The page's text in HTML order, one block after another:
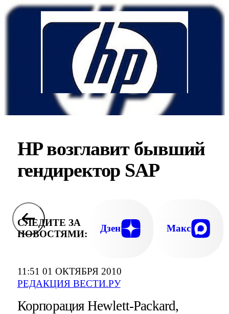
11:51 01 ОКТЯБРЯ 2010
РЕДАКЦИЯ ВЕСТИ.РУ
HP возглавит бывший
гендиректор SAP
СЛЕДИТЕ ЗА
НОВОСТЯМИ:
Дзен Макс
Корпорация Hewlett-Packard,